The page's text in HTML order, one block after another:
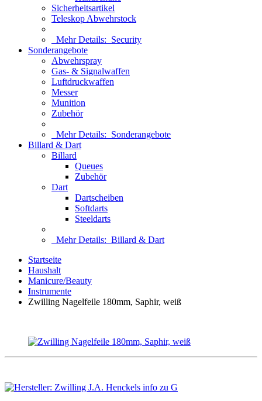
Sicherheitsartikel
Teleskop Abwehrstock
Mehr Details: Security
Sonderangebote
Abwehrspray
Gas- & Signalwaffen
Luftdruckwaffen
Messer
Munition
Zubehör
Mehr Details: Sonderangebote
Billard & Dart
Billard
Queues
Zubehör
Dart
Dartscheiben
Softdarts
Steeldarts
Mehr Details: Billard & Dart
Startseite
Haushalt
Manicure/Beauty
Instrumente
Zwilling Nagelfeile 180mm, Saphir, weiß